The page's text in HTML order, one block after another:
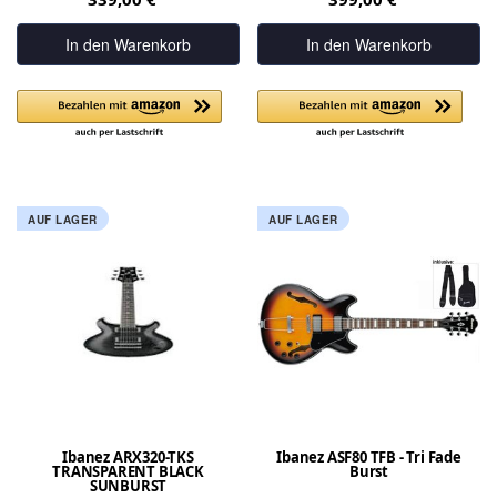
In den Warenkorb In den Warenkorb
AUF LAGER
Ibanez ARX320-TKS
TRANSPARENT BLACK
SUNBURST
AUF LAGER
Ibanez ASF80 TFB - Tri Fade
Burst